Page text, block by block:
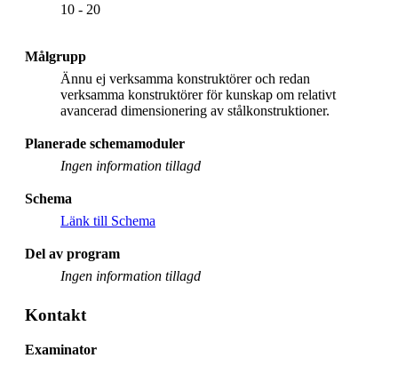
10 - 20
Målgrupp
Ännu ej verksamma konstruktörer och redan
verksamma konstruktörer för kunskap om relativt
avancerad dimensionering av stålkonstruktioner.
Planerade schemamoduler
Ingen information tillagd
Schema
Länk till Schema
Del av program
Ingen information tillagd
Kontakt
Examinator